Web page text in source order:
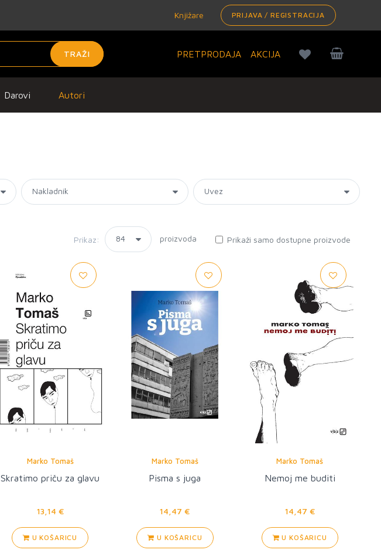
Knjižare PRIJAVA / REGISTRACIJA
TRAŽI PRETPRODAJA AKCIJA
Darovi Autori
Prikaz: proizvoda Prikaži samo dostupne proizvode
Marko Tomaš
Skratimo priču za glavu
13,14 €
U KOŠARICU
Marko Tomaš
Pisma s juga
14,47 €
U KOŠARICU
Marko Tomaš
Nemoj me buditi
14,47 €
U KOŠARICU